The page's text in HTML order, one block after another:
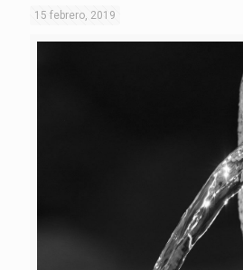
15 febrero, 2019